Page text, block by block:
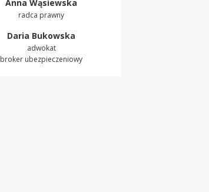
Anna Wąsiewska
radca prawny
Daria Bukowska
adwokat
broker ubezpieczeniowy